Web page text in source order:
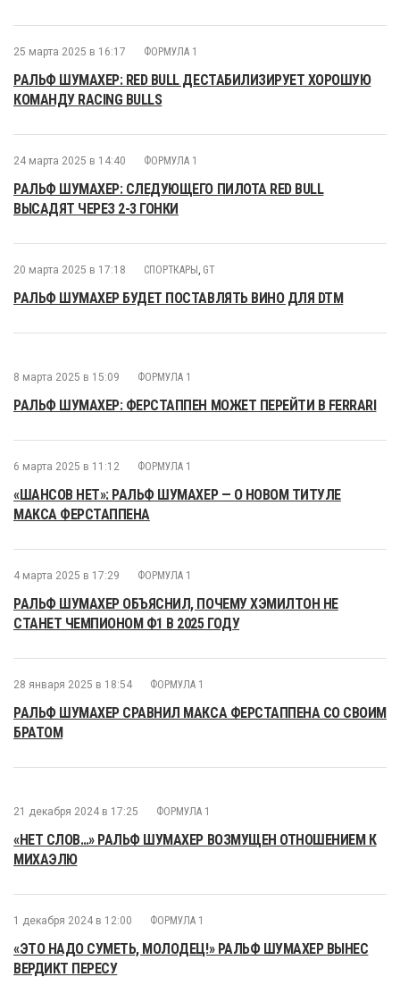
25 марта 2025 в 16:17 ФОРМУЛА 1
РАЛЬФ ШУМАХЕР: RED BULL ДЕСТАБИЛИЗИРУЕТ ХОРОШУЮ
КОМАНДУ RACING BULLS
24 марта 2025 в 14:40 ФОРМУЛА 1
РАЛЬФ ШУМАХЕР: СЛЕДУЮЩЕГО ПИЛОТА RED BULL
ВЫСАДЯТ ЧЕРЕЗ 2-3 ГОНКИ
20 марта 2025 в 17:18 СПОРТКАРЫ , GT
РАЛЬФ ШУМАХЕР БУДЕТ ПОСТАВЛЯТЬ ВИНО ДЛЯ DTM
8 марта 2025 в 15:09 ФОРМУЛА 1
РАЛЬФ ШУМАХЕР: ФЕРСТАППЕН МОЖЕТ ПЕРЕЙТИ В FERRARI
6 марта 2025 в 11:12 ФОРМУЛА 1
«ШАНСОВ НЕТ»: РАЛЬФ ШУМАХЕР — О НОВОМ ТИТУЛЕ
МАКСА ФЕРСТАППЕНА
4 марта 2025 в 17:29 ФОРМУЛА 1
РАЛЬФ ШУМАХЕР ОБЪЯСНИЛ, ПОЧЕМУ ХЭМИЛТОН НЕ
СТАНЕТ ЧЕМПИОНОМ Ф1 В 2025 ГОДУ
28 января 2025 в 18:54 ФОРМУЛА 1
РАЛЬФ ШУМАХЕР СРАВНИЛ МАКСА ФЕРСТАППЕНА СО СВОИМ
БРАТОМ
21 декабря 2024 в 17:25 ФОРМУЛА 1
«НЕТ СЛОВ…» РАЛЬФ ШУМАХЕР ВОЗМУЩЕН ОТНОШЕНИЕМ К
МИХАЭЛЮ
1 декабря 2024 в 12:00 ФОРМУЛА 1
«ЭТО НАДО СУМЕТЬ, МОЛОДЕЦ!» РАЛЬФ ШУМАХЕР ВЫНЕС
ВЕРДИКТ ПЕРЕСУ